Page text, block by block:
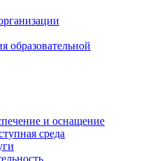
образовательной
и оснащение
среда